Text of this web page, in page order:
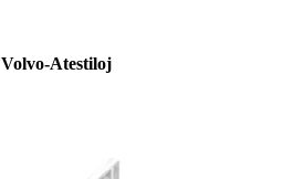
Volvo-Atestiloj